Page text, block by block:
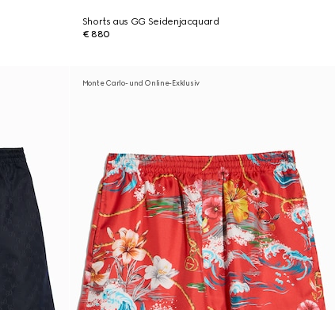
Shorts aus GG Seidenjacquard
€ 880
Monte Carlo- und Online-Exklusiv